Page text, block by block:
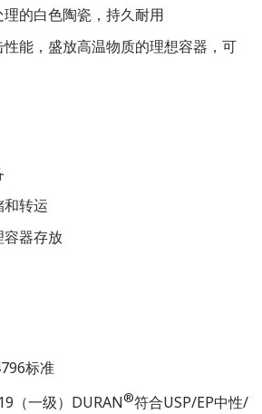
的白色陶瓷，持久耐用
能，盛放高温物质的理想容器，可
转运
器存放
标准
（一级）DURAN®符合USP/EP中性/